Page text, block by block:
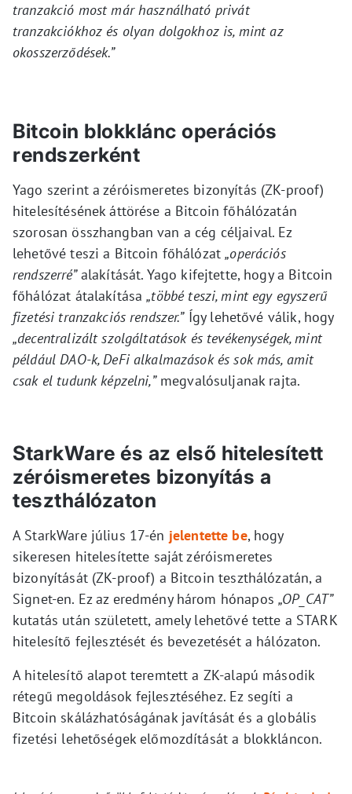
tranzakció most már használható privát
tranzakciókhoz és olyan dolgokhoz is, mint az
okosszerződések.”
Bitcoin blokklánc operációs
rendszerként
Yago szerint a zéróismeretes bizonyítás (ZK-proof)
hitelesítésének áttörése a Bitcoin főhálózatán
szorosan összhangban van a cég céljaival. Ez
lehetővé teszi a Bitcoin főhálózat„operációs
rendszerré”alakítását. Yago kifejtette, hogy a Bitcoin
főhálózat átalakítása„többé teszi, mint egy egyszerű
fizetési tranzakciós rendszer.”Így lehetővé válik, hogy
„decentralizált szolgáltatások és tevékenységek, mint
például DAO-k, DeFi alkalmazások és sok más, amit
csak el tudunk képzelni,”megvalósuljanak rajta.
StarkWare és az első hitelesített
zéróismeretes bizonyítás a
teszthálózaton
A StarkWare július 17-én jelentette be, hogy
sikeresen hitelesítette saját zéróismeretes
bizonyítását (ZK-proof) a Bitcoin teszthálózatán, a
Signet-en. Ez az eredmény három hónapos „OP_CAT”
kutatás után született, amely lehetővé tette a STARK
hitelesítő fejlesztését és bevezetését a hálózaton.
A hitelesítő alapot teremtett a ZK-alapú második
rétegű megoldások fejlesztéséhez. Ez segíti a
Bitcoin skálázhatóságának javítását és a globális
fizetési lehetőségek előmozdítását a blokkláncon.